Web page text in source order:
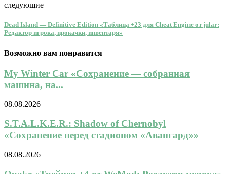
следующие
Dead Island — Definitive Edition «Таблица +23 для Cheat Engine от jular:
Редактор игрока, прокачки, инвентаря»
Возможно вам понравится
My Winter Car «Сохранение — собранная
машина, на...
08.08.2026
S.T.A.L.K.E.R.: Shadow of Chernobyl
«Сохранение перед стадионом «Авангард»»
08.08.2026